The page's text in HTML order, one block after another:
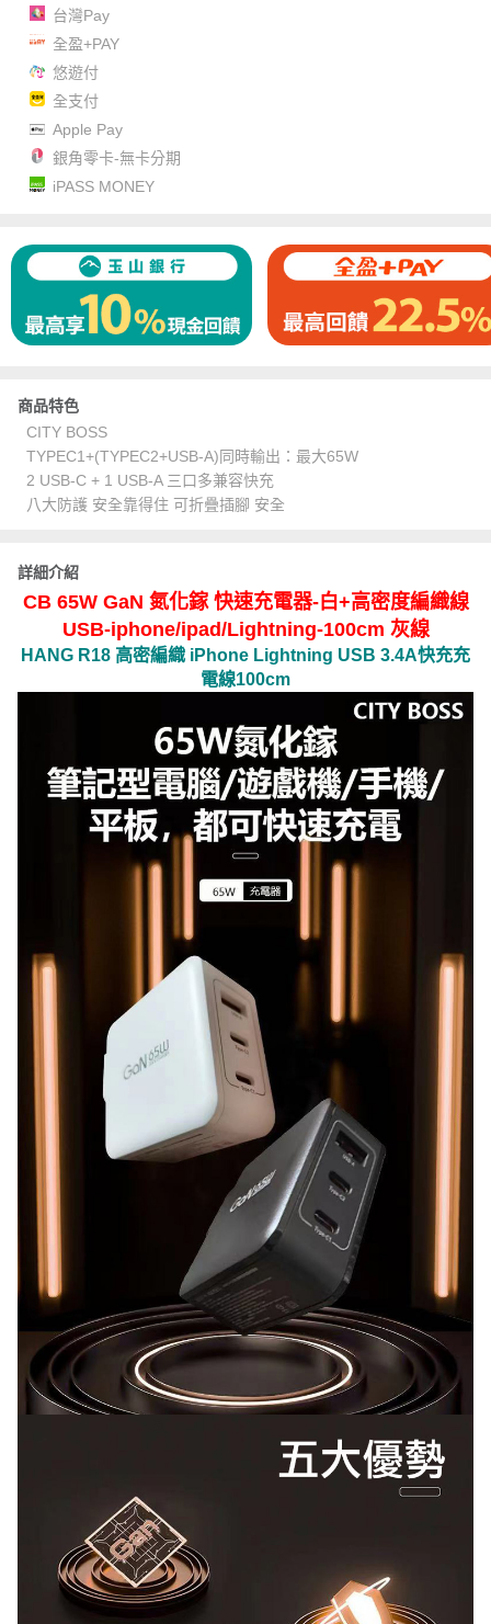
台灣Pay
全盈+PAY
悠遊付
全支付
Apple Pay
銀角零卡-無卡分期
iPASS MONEY
商品特色
CITY BOSS
TYPEC1+(TYPEC2+USB-A)同時輸出：最大65W
2 USB-C + 1 USB-A 三口多兼容快充
八大防護 安全靠得住 可折疊插腳 安全
詳細介紹
CB 65W GaN 氮化鎵 快速充電器-白+高密度編織線
USB-iphone/ipad/Lightning-100cm 灰線
HANG R18 高密編織 iPhone Lightning USB 3.4A快充充
電線100cm